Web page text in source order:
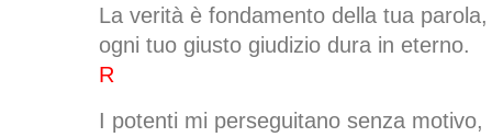
La verità è fondamento della tua parola,
ogni tuo giusto giudizio dura in eterno.
R
I potenti mi perseguitano senza motivo,